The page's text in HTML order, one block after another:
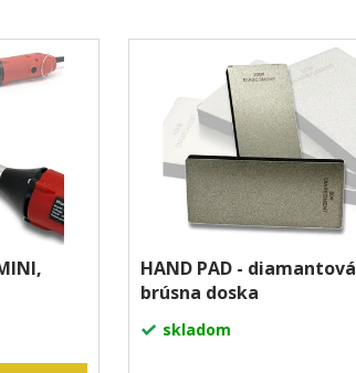
HAND PAD - diamantová
brúsna doska
skladom